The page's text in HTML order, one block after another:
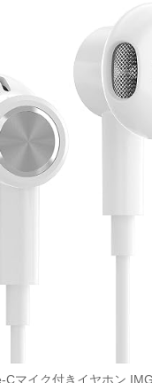
Cマイク付きイヤホン